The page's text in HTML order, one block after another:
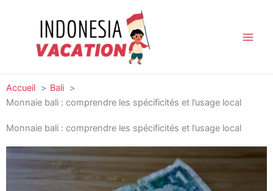
Accueil
Bali
Monnaie bali : comprendre les spécificités et l’usage local
Monnaie bali : comprendre les spécificités et l’usage local